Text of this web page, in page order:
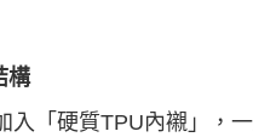
構
「硬質TPU內襯」，